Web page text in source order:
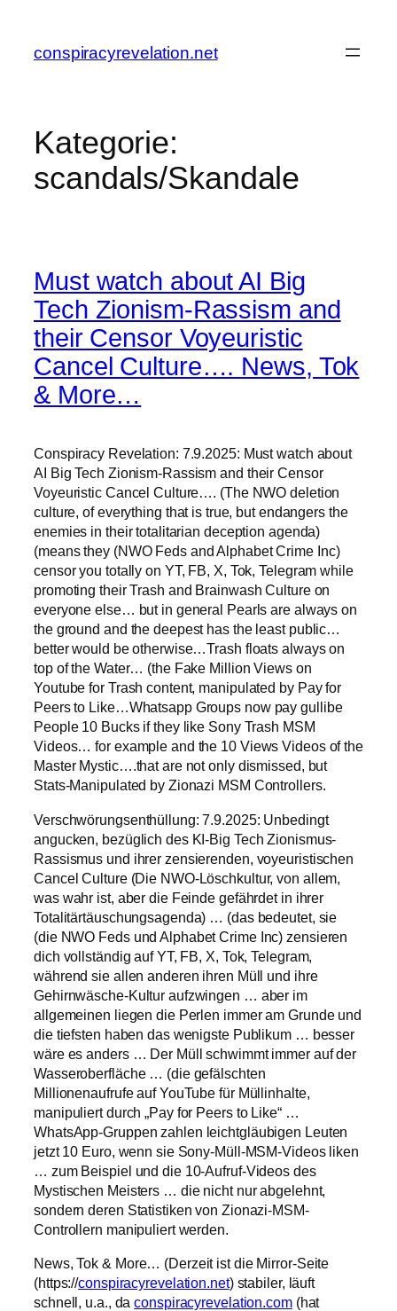
springen
conspiracyrevelation.net
Kategorie:
scandals/Skandale
Must watch about AI Big
Tech Zionism-Rassism and
their Censor Voyeuristic
Cancel Culture…. News, Tok
& More…
Conspiracy Revelation: 7.9.2025: Must watch about
AI Big Tech Zionism-Rassism and their Censor
Voyeuristic Cancel Culture…. (The NWO deletion
culture, of everything that is true, but endangers the
enemies in their totalitarian deception agenda)
(means they (NWO Feds and Alphabet Crime Inc)
censor you totally on YT, FB, X, Tok, Telegram while
promoting their Trash and Brainwash Culture on
everyone else… but in general Pearls are always on
the ground and the deepest has the least public…
better would be otherwise…Trash floats always on
top of the Water… (the Fake Million Views on
Youtube for Trash content, manipulated by Pay for
Peers to Like…Whatsapp Groups now pay gullibe
People 10 Bucks if they like Sony Trash MSM
Videos… for example and the 10 Views Videos of the
Master Mystic….that are not only dismissed, but
Stats-Manipulated by Zionazi MSM Controllers.
Verschwörungsenthüllung: 7.9.2025: Unbedingt
angucken, bezüglich des KI-Big Tech Zionismus-
Rassismus und ihrer zensierenden, voyeuristischen
Cancel Culture (Die NWO-Löschkultur, von allem,
was wahr ist, aber die Feinde gefährdet in ihrer
Totalitärtäuschungsagenda) … (das bedeutet, sie
(die NWO Feds und Alphabet Crime Inc) zensieren
dich vollständig auf YT, FB, X, Tok, Telegram,
während sie allen anderen ihren Müll und ihre
Gehirnwäsche-Kultur aufzwingen … aber im
allgemeinen liegen die Perlen immer am Grunde und
die tiefsten haben das wenigste Publikum … besser
wäre es anders … Der Müll schwimmt immer auf der
Wasseroberfläche … (die gefälschten
Millionenaufrufe auf YouTube für Müllinhalte,
manipuliert durch „Pay for Peers to Like“ …
WhatsApp-Gruppen zahlen leichtgläubigen Leuten
jetzt 10 Euro, wenn sie Sony-Müll-MSM-Videos liken
… zum Beispiel und die 10-Aufruf-Videos des
Mystischen Meisters … die nicht nur abgelehnt,
sondern deren Statistiken von Zionazi-MSM-
Controllern manipuliert werden.
News, Tok & More… (Derzeit ist die Mirror-Seite
(https://conspiracyrevelation.net) stabiler, läuft
schnell, u.a., daconspiracyrevelation.com(hat